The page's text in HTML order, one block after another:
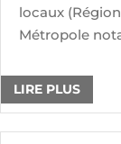
locaux
Métropole
LIRE PLUS